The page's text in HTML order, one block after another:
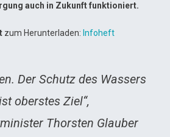
auch in Zukunft funktioniert.
zum Herunterladen: Infoheft
Der Schutz des Wassers
oberstes Ziel“,
Thorsten Glauber